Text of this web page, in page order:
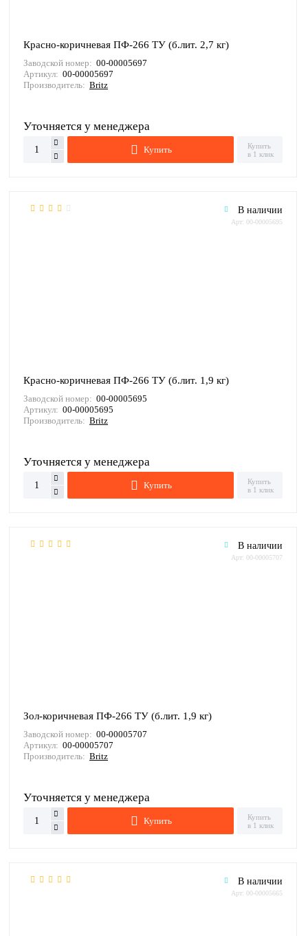
Красно-коричневая ПФ-266 ТУ (б.лит. 2,7 кг)
Заводской номер: 00-00005697
Артикул: 00-00005697
Производитель: Britz
Уточняется у менеджера
Купить
Купить
в 1 клик
В наличии
Арт: 00-00005695
Красно-коричневая ПФ-266 ТУ (б.лит. 1,9 кг)
Заводской номер: 00-00005695
Артикул: 00-00005695
Производитель: Britz
Уточняется у менеджера
Купить
Купить
в 1 клик
В наличии
Арт: 00-00005707
Зол-коричневая ПФ-266 ТУ (б.лит. 1,9 кг)
Заводской номер: 00-00005707
Артикул: 00-00005707
Производитель: Britz
Уточняется у менеджера
Купить
Купить
в 1 клик
В наличии
Арт: 00-00005665